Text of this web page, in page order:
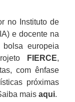
no Instituto de
e docente na
europeia
FIERCE,
com ênfase
próximas
mais aqui.